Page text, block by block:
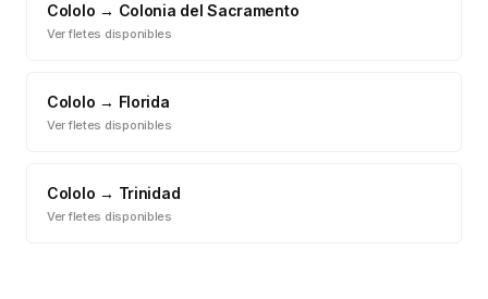
Cololo → Colonia del Sacramento
Ver fletes disponibles
Cololo → Florida
Ver fletes disponibles
Cololo → Trinidad
Ver fletes disponibles